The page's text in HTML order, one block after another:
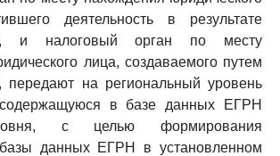
деятельность в результате
и налоговый орган по месту
лица, создаваемого путем
передают на региональный уровень
в базе данных ЕГРН
с целью формирования
базы данных ЕГРН в установленном